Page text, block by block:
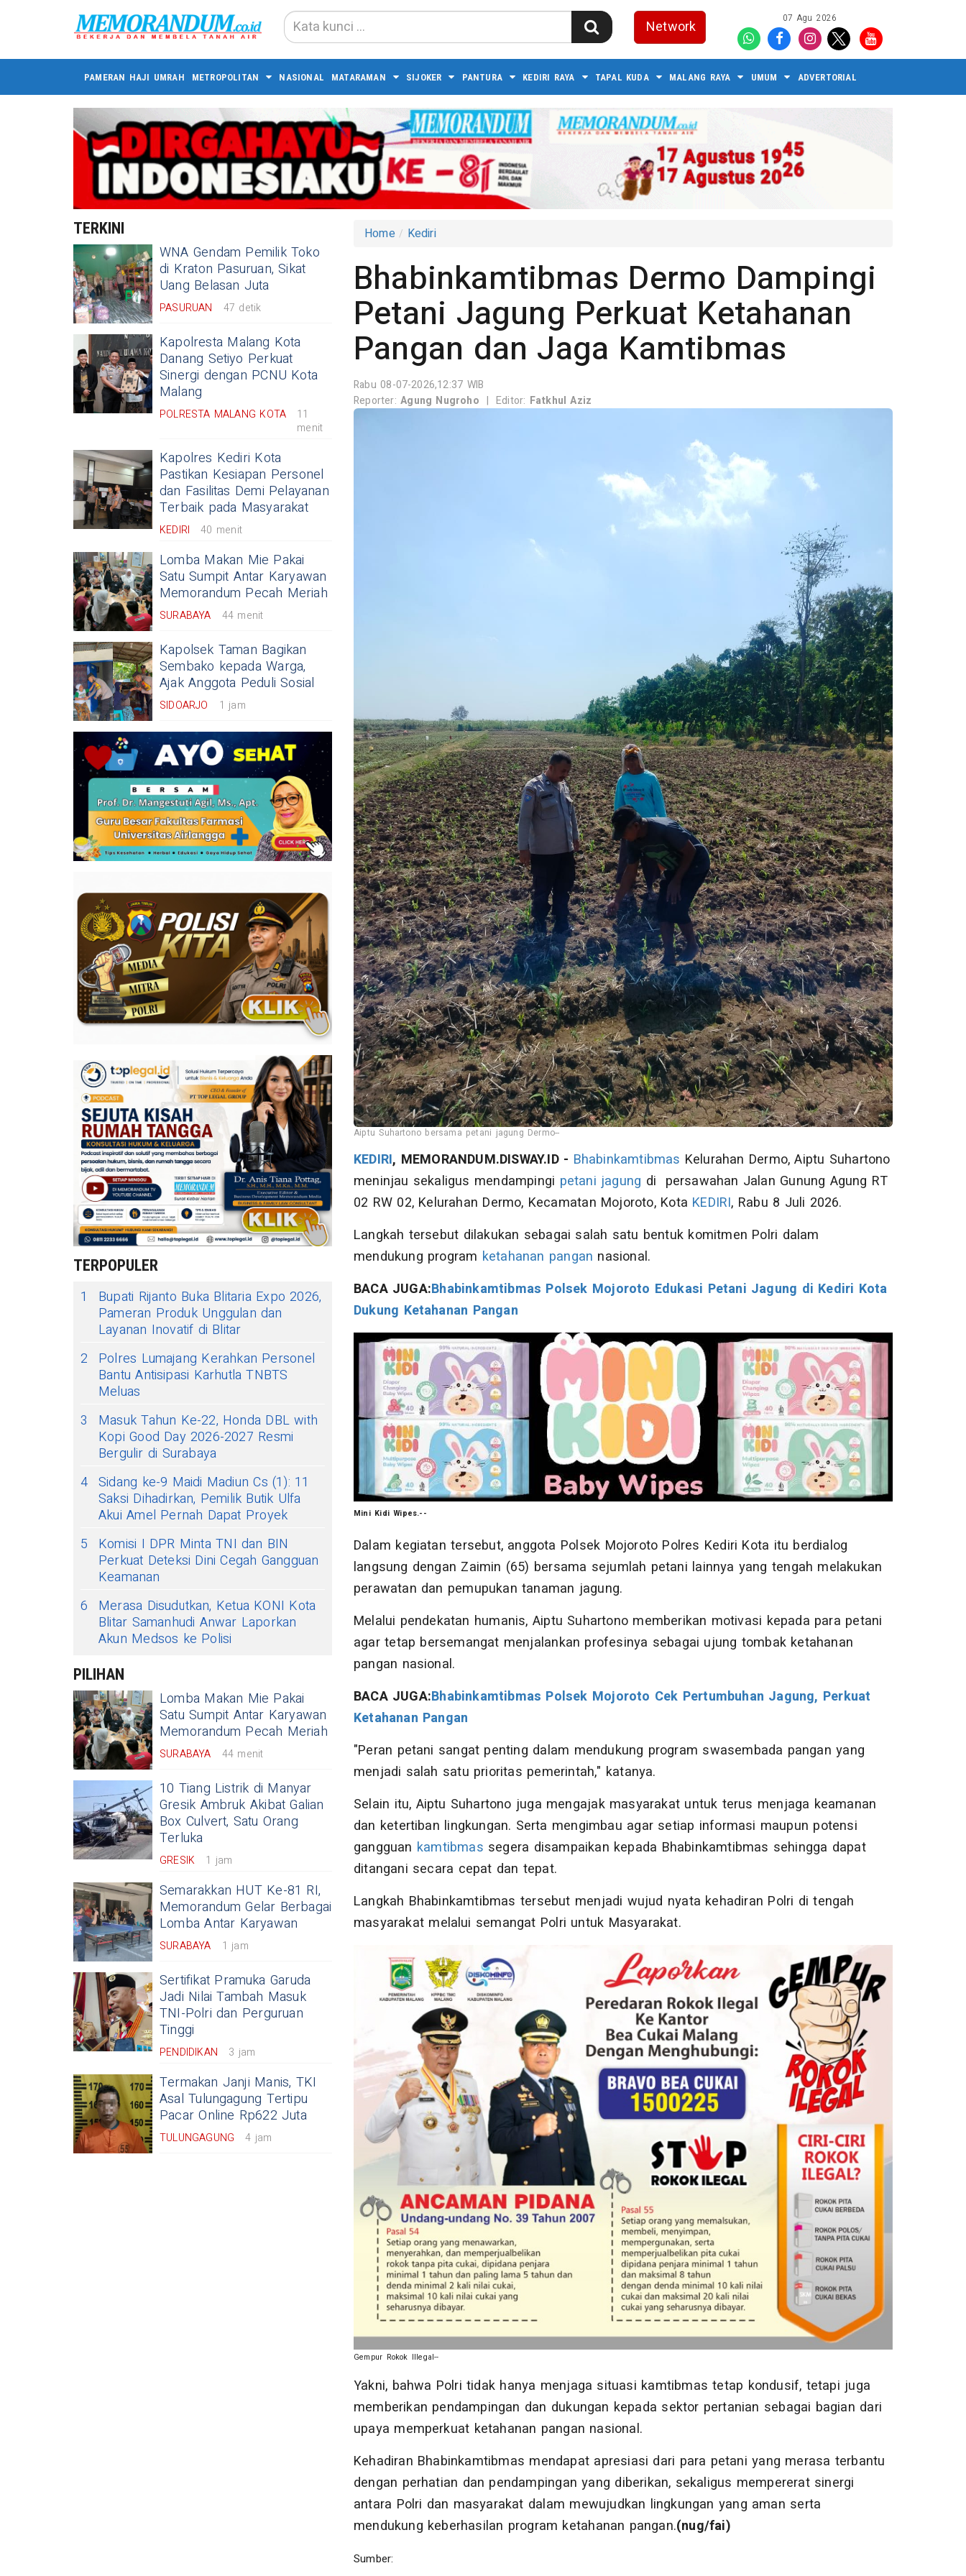
Network 07 Agu 2026
PAMERAN HAJI UMRAH METROPOLITAN NASIONAL MATARAMAN SIJOKER PANTURA KEDIRI RAYA TAPAL KUDA MALANG RAYA UMUM ADVERTORIAL
TERKINI
WNA Gendam Pemilik Toko
di Kraton Pasuruan, Sikat
Uang Belasan Juta
PASURUAN 47 detik
Kapolresta Malang Kota
Danang Setiyo Perkuat
Sinergi dengan PCNU Kota
Malang
POLRESTA MALANG KOTA
11
menit
Kapolres Kediri Kota
Pastikan Kesiapan Personel
dan Fasilitas Demi Pelayanan
Terbaik pada Masyarakat
KEDIRI 40 menit
Lomba Makan Mie Pakai
Satu Sumpit Antar Karyawan
Memorandum Pecah Meriah
SURABAYA 44 menit
Kapolsek Taman Bagikan
Sembako kepada Warga,
Ajak Anggota Peduli Sosial
SIDOARJO 1 jam
TERPOPULER
1
Bupati Rijanto Buka Blitaria Expo 2026,
Pameran Produk Unggulan dan
Layanan Inovatif di Blitar
2
Polres Lumajang Kerahkan Personel
Bantu Antisipasi Karhutla TNBTS
Meluas
3
Masuk Tahun Ke-22, Honda DBL with
Kopi Good Day 2026-2027 Resmi
Bergulir di Surabaya
4 Sidang ke-9 Maidi Madiun Cs (1): 11
Saksi Dihadirkan, Pemilik Butik Ulfa
Akui Amel Pernah Dapat Proyek
5
Komisi I DPR Minta TNI dan BIN
Perkuat Deteksi Dini Cegah Gangguan
Keamanan
6
Merasa Disudutkan, Ketua KONI Kota
Blitar Samanhudi Anwar Laporkan
Akun Medsos ke Polisi
PILIHAN
Lomba Makan Mie Pakai
Satu Sumpit Antar Karyawan
Memorandum Pecah Meriah
SURABAYA 44 menit
10 Tiang Listrik di Manyar
Gresik Ambruk Akibat Galian
Box Culvert, Satu Orang
Terluka
GRESIK 1 jam
Semarakkan HUT Ke-81 RI,
Memorandum Gelar Berbagai
Lomba Antar Karyawan
SURABAYA 1 jam
Sertifikat Pramuka Garuda
Jadi Nilai Tambah Masuk
TNI-Polri dan Perguruan
Tinggi
PENDIDIKAN 3 jam
Termakan Janji Manis, TKI
Asal Tulungagung Tertipu
Pacar Online Rp622 Juta
TULUNGAGUNG 4 jam
Home Kediri
Bhabinkamtibmas Dermo Dampingi
Petani Jagung Perkuat Ketahanan
Pangan dan Jaga Kamtibmas
Rabu 08-07-2026,12:37 WIB
Reporter:Agung Nugroho | Editor: Fatkhul Aziz
Aiptu Suhartono bersama petani jagung Dermo--
KEDIRI, MEMORANDUM.DISWAY.ID - Bhabinkamtibmas Kelurahan Dermo, Aiptu Suhartono
meninjau sekaligus mendampingi petani jagung di persawahan Jalan Gunung Agung RT
02 RW 02, Kelurahan Dermo, Kecamatan Mojoroto, Kota KEDIRI, Rabu 8 Juli 2026.
Langkah tersebut dilakukan sebagai salah satu bentuk komitmen Polri dalam
mendukung program ketahanan pangan nasional.
BACA JUGA:Bhabinkamtibmas Polsek Mojoroto Edukasi Petani Jagung di Kediri Kota
Dukung Ketahanan Pangan
Mini Kidi Wipes.--
Dalam kegiatan tersebut, anggota Polsek Mojoroto Polres Kediri Kota itu berdialog
langsung dengan Zaimin (65) bersama sejumlah petani lainnya yang tengah melakukan
perawatan dan pemupukan tanaman jagung.
Melalui pendekatan humanis, Aiptu Suhartono memberikan motivasi kepada para petani
agar tetap bersemangat menjalankan profesinya sebagai ujung tombak ketahanan
pangan nasional.
BACA JUGA:Bhabinkamtibmas Polsek Mojoroto Cek Pertumbuhan Jagung, Perkuat
Ketahanan Pangan
"Peran petani sangat penting dalam mendukung program swasembada pangan yang
menjadi salah satu prioritas pemerintah," katanya.
Selain itu, Aiptu Suhartono juga mengajak masyarakat untuk terus menjaga keamanan
dan ketertiban lingkungan. Serta mengimbau agar setiap informasi maupun potensi
gangguan kamtibmas segera disampaikan kepada Bhabinkamtibmas sehingga dapat
ditangani secara cepat dan tepat.
Langkah Bhabinkamtibmas tersebut menjadi wujud nyata kehadiran Polri di tengah
masyarakat melalui semangat Polri untuk Masyarakat.
Gempur Rokok Illegal--
Yakni, bahwa Polri tidak hanya menjaga situasi kamtibmas tetap kondusif, tetapi juga
memberikan pendampingan dan dukungan kepada sektor pertanian sebagai bagian dari
upaya memperkuat ketahanan pangan nasional.
Kehadiran Bhabinkamtibmas mendapat apresiasi dari para petani yang merasa terbantu
dengan perhatian dan pendampingan yang diberikan, sekaligus mempererat sinergi
antara Polri dan masyarakat dalam mewujudkan lingkungan yang aman serta
mendukung keberhasilan program ketahanan pangan.(nug/fai)
Sumber: